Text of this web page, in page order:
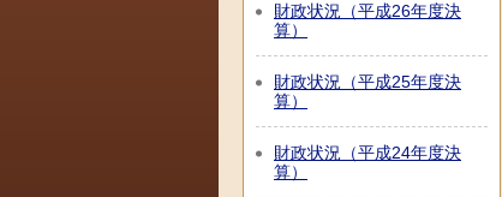
財政状況（平成26年度決
算）
財政状況（平成25年度決
算）
財政状況（平成24年度決
算）